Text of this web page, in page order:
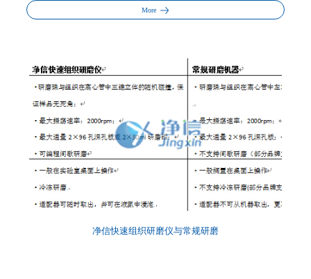
More
净信快速组织研磨仪与常规研磨